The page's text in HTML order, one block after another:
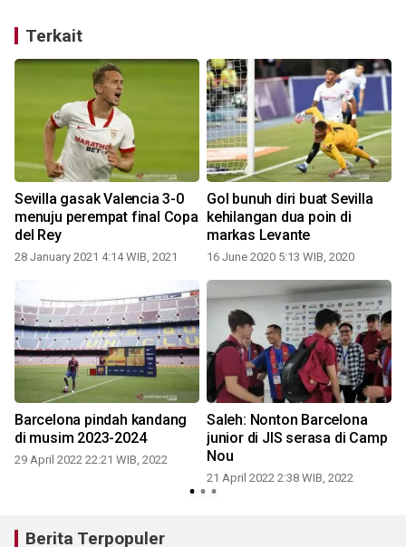
Terkait
Sevilla gasak Valencia 3-0
menuju perempat final Copa
del Rey
28 January 2021 4:14 WIB, 2021
Gol bunuh diri buat Sevilla
kehilangan dua poin di
markas Levante
16 June 2020 5:13 WIB, 2020
Barcelona pindah kandang
di musim 2023-2024
29 April 2022 22:21 WIB, 2022
Saleh: Nonton Barcelona
junior di JIS serasa di Camp
Nou
21 April 2022 2:38 WIB, 2022
Berita Terpopuler